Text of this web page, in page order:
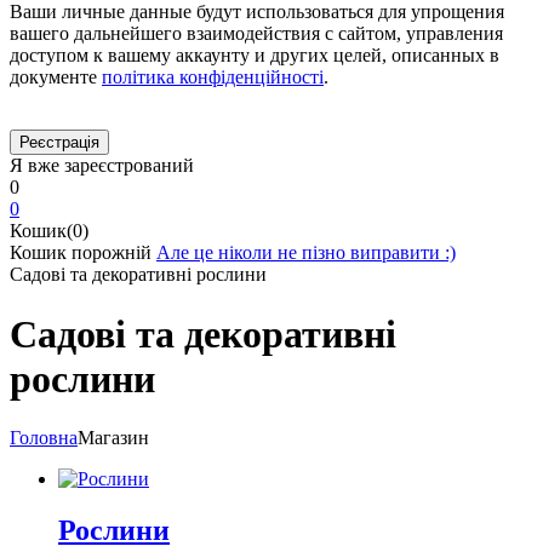
Ваши личные данные будут использоваться для упрощения
вашего дальнейшего взаимодействия с сайтом, управления
доступом к вашему аккаунту и других целей, описанных в
документе політика конфіденційності.
Я вже зареєстрований
0
0
Кошик(0)
Кошик порожній Але це ніколи не пізно виправити :)
Садові та декоративні рослини
Садові та декоративні
рослини
ГоловнаМагазин
Рослини